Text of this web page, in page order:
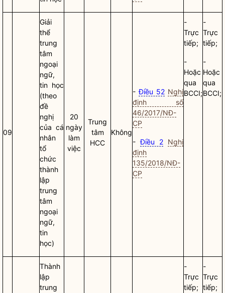
09
Giải
thể
trung
tâm
ngoại
ngữ,
tin học
(theo
đề
nghị
của cá
nhân
tổ
chức
thành
lập
trung
tâm
ngoại
ngữ,
tin
học)
20
ngày
làm
việc
Trung
tâm
HCC
Không
-Điều 52 Nghị
định số
46/2017/NĐ-
CP
-Điều 2 Nghị
định
135/2018/NĐ-
CP
-
Trực
tiếp;
-
Hoặc
qua
BCCI;
-
Trực
tiếp;
-
Hoặc
qua
BCCI;
Thành
lập
trung
-
Trực
tiếp;
-
Trực
tiếp;